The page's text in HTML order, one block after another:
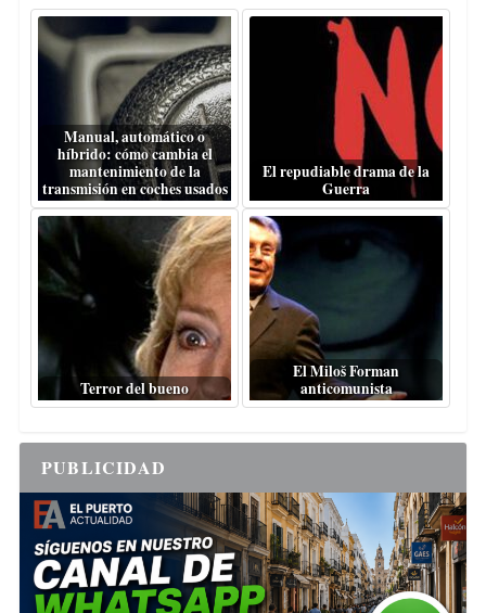
Manual, automático o
híbrido: cómo cambia el
mantenimiento de la
transmisión en coches usados
El repudiable drama de la
Guerra
Terror del bueno
El Miloš Forman
anticomunista
PUBLICIDAD